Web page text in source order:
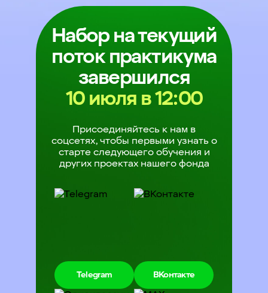
Набор на текущий
поток практикума
завершился
10 июля в 12:00
Присоединяйтесь к нам в
соцсетях, чтобы первыми узнать о
старте следующего обучения и
других проектах нашего фонда
Telegram ВКонтакте